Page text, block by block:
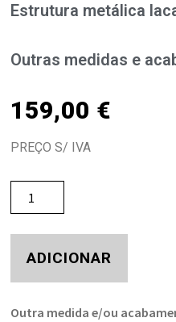
Estrutura metálica
Outras medidas e
159,00 €
PREÇO S/ IVA
ADICIONAR
Outra medida e/ou